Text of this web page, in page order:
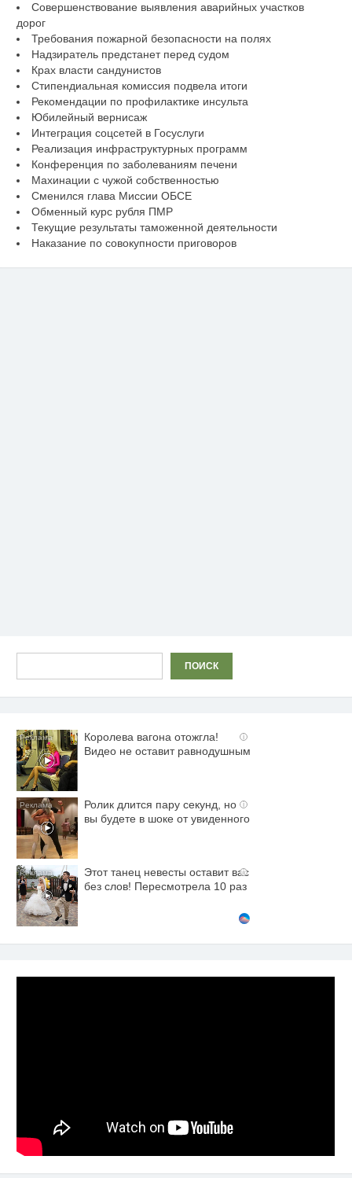
Совершенствование выявления аварийных участков
дорог
Требования пожарной безопасности на полях
Надзиратель предстанет перед судом
Крах власти сандунистов
Стипендиальная комиссия подвела итоги
Рекомендации по профилактике инсульта
Юбилейный вернисаж
Интеграция соцсетей в Госуслуги
Реализация инфраструктурных программ
Конференция по заболеваниям печени
Махинации с чужой собственностью
Сменился глава Миссии ОБСЕ
Обменный курс рубля ПМР
Текущие результаты таможенной деятельности
Наказание по совокупности приговоров
ПОИСК
i
Королева вагона отожгла!
Видео не оставит равнодушным
i
Ролик длится пару секунд, но
вы будете в шоке от увиденного
i
Этот танец невесты оставит вас
без слов! Пересмотрела 10 раз